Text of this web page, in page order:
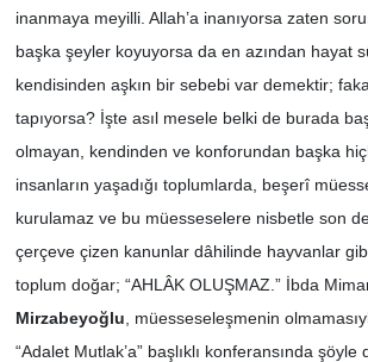
inanmaya meyilli. Allah’a inanıyorsa zaten
başka şeyler koyuyorsa da en azından hayat
kendisinden aşkın bir sebebi var demektir;
tapıyorsa? İşte asıl mesele belki de burada
olmayan, kendinden ve konforundan başka
insanların yaşadığı toplumlarda, beşerî
kurulamaz ve bu müesseselere nisbetle son
çerçeve çizen kanunlar dâhilinde hayvanlar
toplum doğar; “AHLÂK OLUŞMAZ.” İbda
Mirzabeyoğlu , müesseseleşmenin
“Adalet Mutlak’a” başlıklı konferansında şöyle